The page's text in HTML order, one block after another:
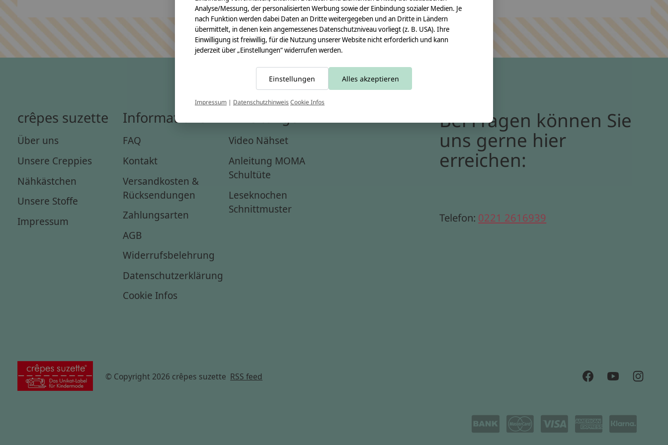
crêpes suzette
Über uns
Unsere Creppies
Nähkästchen
Unsere Stoffe
Impressum
Informationen
FAQ
Kontakt
Versandkosten &
Rücksendungen
Zahlungsarten
AGB
Widerrufsbelehrung
Datenschutzerklärung
Cookie Infos
Video Nähset
Anleitung MOMA
Schultüte
Leseknochen
Schnittmuster
Bei Fragen können Sie
uns gerne hier
erreichen:
Telefon: 0221 2616939
© Copyright 2026 crêpes suzette RSS feed
Analyse/Messung, der personalisierten Werbung sowie der Einbindung sozialer Medien. Je
nach Funktion werden dabei Daten an Dritte weitergegeben und an Dritte in Ländern
übermittelt, in denen kein angemessenes Datenschutzniveau vorliegt (z. B. USA). Ihre
Einwilligung ist freiwillig, für die Nutzung unserer Website nicht erforderlich und kann
jederzeit über „Einstellungen“ widerrufen werden.
Einstellungen Alles akzeptieren
Impressum | DatenschutzhinweisCookie Infos